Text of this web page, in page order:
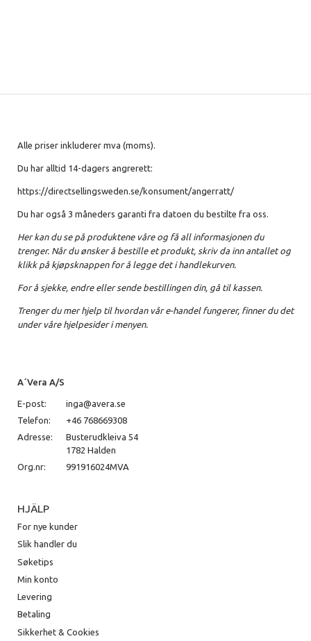
Alle priser inkluderer mva (moms).
Du har alltid 14-dagers angrerett:
https://directsellingsweden.se/konsument/angerratt/
Du har også 3 måneders garanti fra datoen du bestilte fra oss.
Her kan du se på produktene våre og få all informasjonen du
trenger. Når du ønsker å bestille et produkt, skriv da inn antallet og
klikk på kjøpsknappen for å legge det i handlekurven.
For å sjekke, endre eller sende bestillingen din, gå til kassen.
Trenger du mer hjelp til hvordan vår e-handel fungerer, finner du det
under våre hjelpesider i menyen.
A´Vera A/S
E-post:
inga@avera.se
Telefon:
+46 768669308
Adresse:
Busterudkleiva 54
1782 Halden
Org.nr:
991916024MVA
HJÄLP
For nye kunder
Slik handler du
Søketips
Min konto
Levering
Betaling
Sikkerhet & Cookies